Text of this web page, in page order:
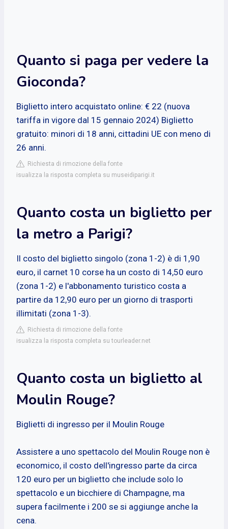
Quanto si paga per vedere la
Gioconda?
Biglietto intero acquistato online: € 22 (nuova
tariffa in vigore dal 15 gennaio 2024) Biglietto
gratuito: minori di 18 anni, cittadini UE con meno di
26 anni.
Richiesta di rimozione della fonte
isualizza la risposta completa su museidiparigi.it
Quanto costa un biglietto per
la metro a Parigi?
Il costo del biglietto singolo (zona 1-2) è di 1,90
euro, il carnet 10 corse ha un costo di 14,50 euro
(zona 1-2) e l'abbonamento turistico costa a
partire da 12,90 euro per un giorno di trasporti
illimitati (zona 1-3).
Richiesta di rimozione della fonte
isualizza la risposta completa su tourleader.net
Quanto costa un biglietto al
Moulin Rouge?
Biglietti di ingresso per il Moulin Rouge
Assistere a uno spettacolo del Moulin Rouge non è
economico, il costo dell'ingresso parte da circa
120 euro per un biglietto che include solo lo
spettacolo e un bicchiere di Champagne, ma
supera facilmente i 200 se si aggiunge anche la
cena.